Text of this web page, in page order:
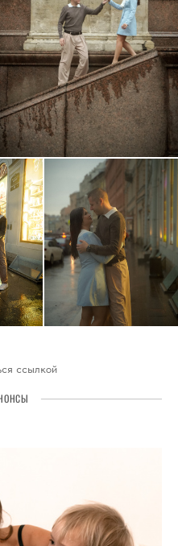
ссылкой